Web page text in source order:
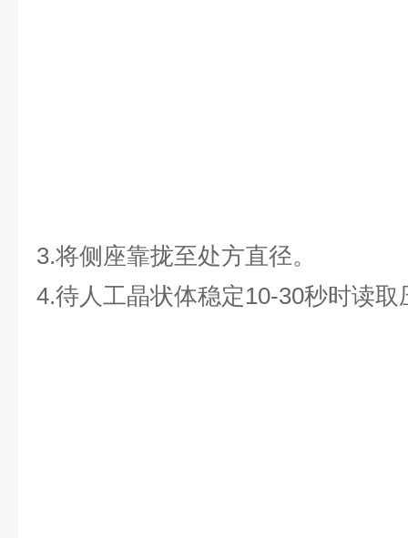
3.将侧座靠拢至处方直径。
4.待人工晶状体稳定10-30秒时读取